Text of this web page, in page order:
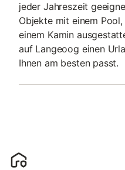
jeder Jahreszeit
Objekte mit einem
einem Kamin
auf Langeoog einen
Ihnen am besten passt.